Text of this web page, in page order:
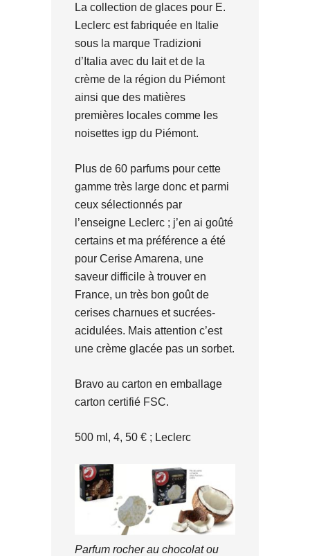
La collection de glaces pour E.
Leclerc est fabriquée en Italie
sous la marque Tradizioni
d’Italia avec du lait et de la
crème de la région du Piémont
ainsi que des matières
premières locales comme les
noisettes igp du Piémont.
Plus de 60 parfums pour cette
gamme très large donc et parmi
ceux sélectionnés par
l’enseigne Leclerc ; j’en ai goûté
certains et ma préférence a été
pour Cerise Amarena, une
saveur difficile à trouver en
France, un très bon goût de
cerises charnues et sucrées-
acidulées. Mais attention c’est
une crème glacée pas un sorbet.
Bravo au carton en emballage
carton certifié FSC.
500 ml, 4, 50 € ; Leclerc
Parfum rocher au chocolat ou